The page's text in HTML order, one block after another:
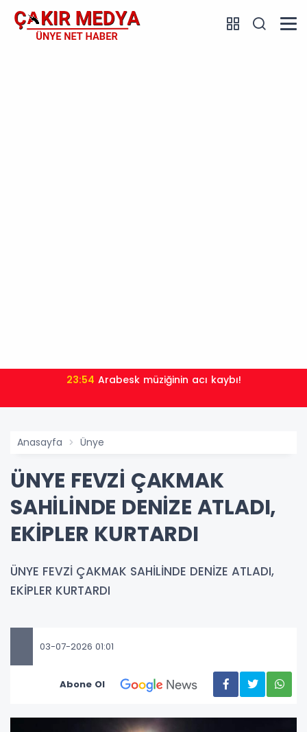
23:54 Arabesk müziğinin acı kaybı!
Anasayfa Ünye
ÜNYE FEVZİ ÇAKMAK
SAHİLİNDE DENİZE ATLADI,
EKİPLER KURTARDI
ÜNYE FEVZİ ÇAKMAK SAHİLİNDE DENİZE ATLADI,
EKİPLER KURTARDI
03-07-2026 01:01
Abone Ol